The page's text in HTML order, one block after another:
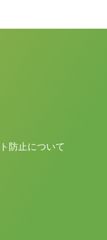
防止について